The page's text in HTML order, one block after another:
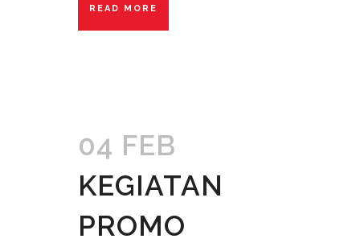
READ MORE
04 FEB
KEGIATAN
PROMO